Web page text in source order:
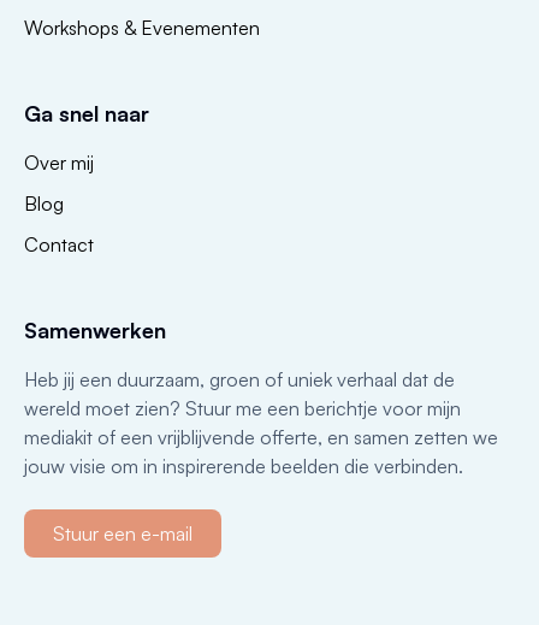
Workshops & Evenementen
Ga snel naar
Over mij
Blog
Contact
Samenwerken
Heb jij een duurzaam, groen of uniek verhaal dat de
wereld moet zien? Stuur me een berichtje voor mijn
mediakit of een vrijblijvende offerte, en samen zetten we
jouw visie om in inspirerende beelden die verbinden.
Stuur een e-mail